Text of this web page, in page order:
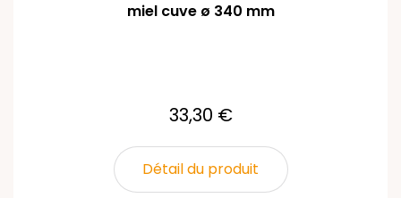
miel cuve ø 340 mm
33,30 €
Détail du produit